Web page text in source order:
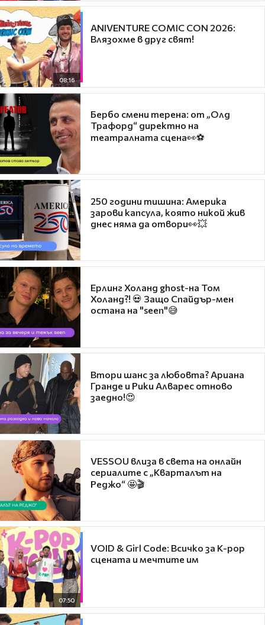
08:16
ANIVENTURE COMIC CON 2026:
Влязохме в друг свят!
Бербо смени терена: от „Олд
Трафорд“ директно на
театралната сцена👀⚽
250 години тишина: Америка
зарови капсула, която никой жив
днес няма да отвори👀💥
Ерлинг Холанд ghost-на Том
Холанд?! 💀 Защо Спайдър-мен
остана на "seen"😅
Втори шанс за любовта? Ариана
Гранде и Рики Алварес отново
заедно!😍
VESSOU влиза в света на онлайн
сериалите с „Кварталът на
Реджо“ 🤩🎬
07:50
VOID & Girl Code: Всичко за K-pop
сцената и мечтите им